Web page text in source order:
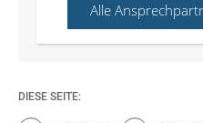
Alle
DIESE SEITE: